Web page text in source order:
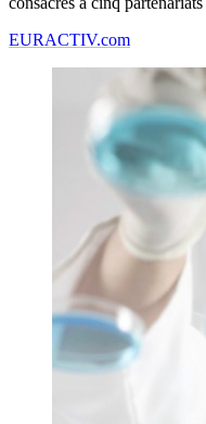
EURACTIV.com